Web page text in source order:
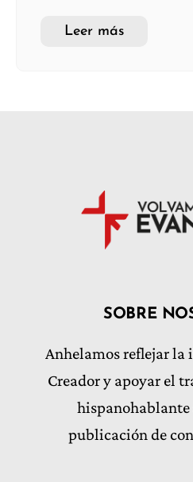
Leer más
SOBRE
Anhelamos reflejar la
Creador y apoyar el
hispanohablante
publicación de